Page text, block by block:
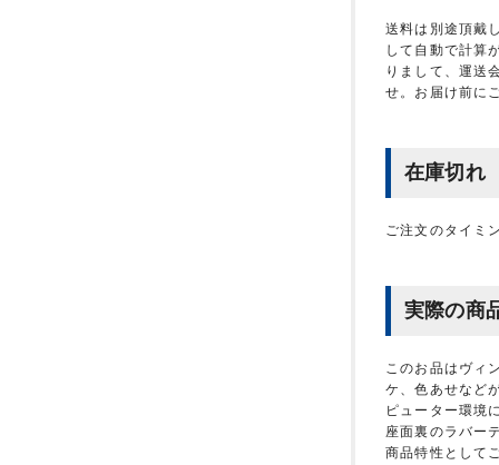
送料は別途頂戴
して自動で計算
りまして、運送
せ。お届け前に
在庫切れ
ご注文のタイミ
実際の商
このお品はヴィ
ケ、色あせなど
ピューター環境
座面裏のラバー
商品特性として